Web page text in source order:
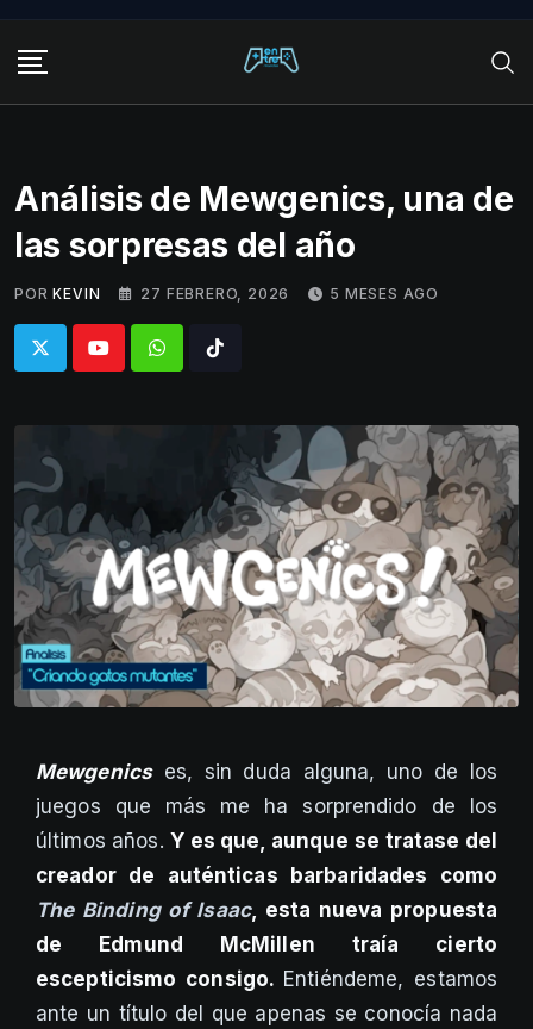
content
Análisis de Mewgenics, una de
las sorpresas del año
POR KEVIN 27 FEBRERO, 2026 5 MESES AGO
WhatsappTiktok
Mewgenicses, sin duda alguna, uno de los
juegos que más me ha sorprendido de los
últimos años.Y es que, aunque se tratase del
creador de auténticas barbaridades como
The Binding of Isaac, esta nueva propuesta
de Edmund McMillen traía cierto
escepticismo consigo. Entiéndeme, estamos
ante un título del que apenas se conocía nada